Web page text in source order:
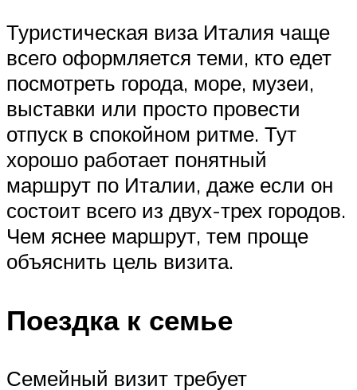
Туристическая виза Италия чаще
всего оформляется теми, кто едет
посмотреть города, море, музеи,
выставки или просто провести
отпуск в спокойном ритме. Тут
хорошо работает понятный
маршрут по Италии, даже если он
состоит всего из двух-трех городов.
Чем яснее маршрут, тем проще
объяснить цель визита.
Поездка к семье
Семейный визит требует